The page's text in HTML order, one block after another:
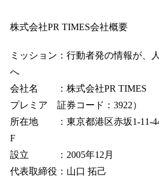
株式会社PR TIMES会社概要
ミッション：行動者発の情報が、
へ
会社名 ：株式会社PR TIMES
プレミア 証券コード：3922）
所在地 ：東京都港区赤坂1-11-
F
設立 ：2005年12月
代表取締役：山口 拓己